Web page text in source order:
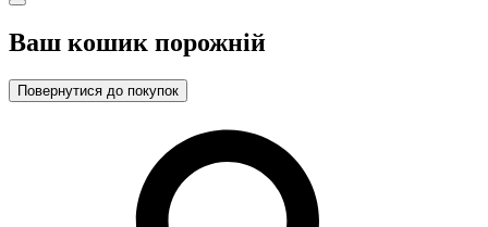
Ваш кошик порожній
Повернутися до покупок